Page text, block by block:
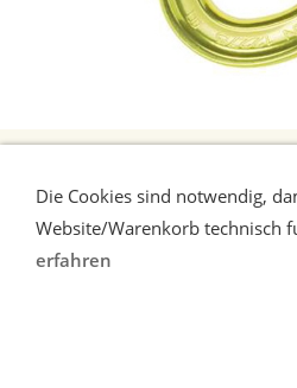
Ovalock - Aluminium Karabiner mit
erlaubt nur zwei Möglichkeiten: offen
Die Cookies sind notwendig,
Website/Warenkorb technisch
erfahren